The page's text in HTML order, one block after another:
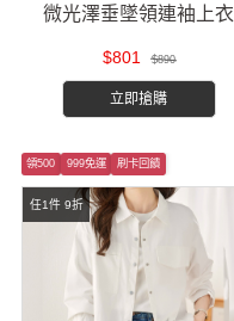
微光澤垂墜領連袖上衣
$801 $890
立即搶購
任1件 9折
領500 999免運 刷卡回饋